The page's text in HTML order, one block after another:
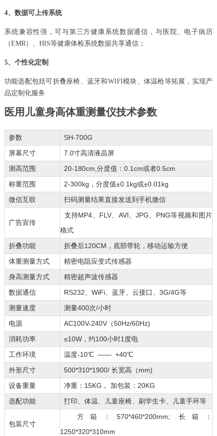
4、数据可上传系统
系统兼容性强，可与第三方健康系统数据通信，与医院、电子病历
（EMR）、HIS等健康体检系统数据共享通信；
5、个性化定制
功能选配包括可折叠座椅、蓝牙和WIFI模块、体温枪等拓展，实现产
品定制化服务
医用儿童身高体重测量仪技术参数
参数
SH-700G
屏幕尺寸
7.0寸高清液晶屏
测高范围
20-180cm,分度值：0.1cm或者0.5cm
称重范围
2-300kg，分度值±0.1kg或±0.01kg
微信互联
扫码测量结果直接发送到手机微信
广告宣传
支持MP4、FLV、AVI、JPG、PNG等视频和图片
格式
折叠功能
折叠后120CM，底部带轮，移动运输方便
体重测量方式
精密电阻应变式传感器
身高测量方式
精密超声波传感器
数据通信
RS232、WiFi、蓝牙、云接口、3G/4G等
测量速度
测量400次/小时
电源
AC100V-240V（50Hz/60Hz)
消耗功率
≤10W，约100小时1度电
工作环境
温度-10℃ —— +40℃
外形尺寸
500*310*1900/ 长宽高（mm)
设备重量
净重：15KG， 加包装：20KG
选配功能
打印、体温、儿童座椅、刷学生卡、儿童手环等
包装尺寸
方箱：570*460*200mm; 长箱：
1250*320*310mm